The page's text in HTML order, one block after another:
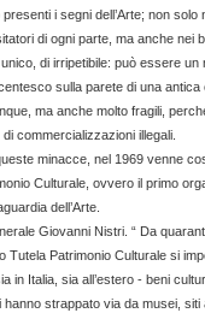
i segni dell’Arte; non solo
di ogni parte, ma anche nei
di irripetibile: può essere un
sulla parete di una antica
ma anche molto fragili,
commercializzazioni illegali.
minacce, nel 1969 venne
Culturale, ovvero il primo
dell’Arte.
Giovanni Nistri. “ Da
Tutela Patrimonio Culturale si
in Italia, sia all’estero - beni
strappato via da musei, siti